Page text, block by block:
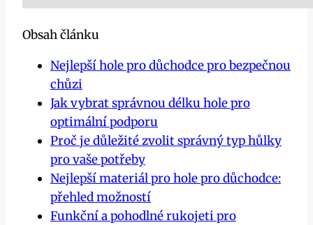
Obsah článku
Nejlepší hole pro důchodce pro bezpečnou
chůzi
Jak vybrat správnou délku hole pro
optimální podporu
Proč je důležité zvolit správný typ hůlky
pro vaše potřeby
Nejlepší materiál pro hole pro důchodce:
přehled možností
Funkční a pohodlné rukojeti pro